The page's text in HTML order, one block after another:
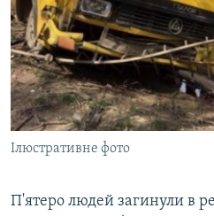
ВІДЕОУРОКИ «ELIFBE»
СВІДЧЕННЯ ОКУПАЦІЇ
УКРАЇНСЬКА ПРОБЛЕМА КРИМУ
ІНФОГРАФІКА
Русский
Qırımtatar
ДОЛУЧАЙСЯ!
Усі сайти RFE/RL
Ілюстративне фото
П'ятеро людей загинули в